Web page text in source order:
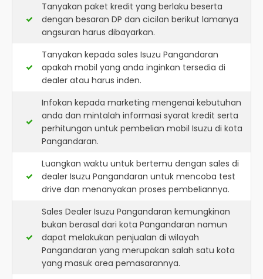
Tanyakan paket kredit yang berlaku beserta
dengan besaran DP dan cicilan berikut lamanya
angsuran harus dibayarkan.
Tanyakan kepada sales Isuzu Pangandaran
apakah mobil yang anda inginkan tersedia di
dealer atau harus inden.
Infokan kepada marketing mengenai kebutuhan
anda dan mintalah informasi syarat kredit serta
perhitungan untuk pembelian mobil Isuzu di kota
Pangandaran.
Luangkan waktu untuk bertemu dengan sales di
dealer Isuzu Pangandaran untuk mencoba test
drive dan menanyakan proses pembeliannya.
Sales Dealer Isuzu Pangandaran kemungkinan
bukan berasal dari kota Pangandaran namun
dapat melakukan penjualan di wilayah
Pangandaran yang merupakan salah satu kota
yang masuk area pemasarannya.